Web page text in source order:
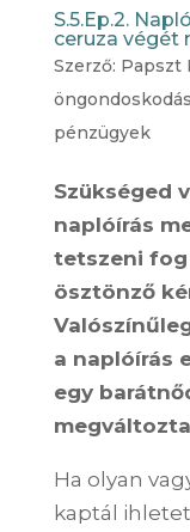
S.5.Ep.2.
ceruza végét
Szerző: Papszt
öngondoskodás
pénzügyek
Szükséged
naplóírás
tetszeni
ösztönző
a naplóírás
egy
Ha olyan
kaptál